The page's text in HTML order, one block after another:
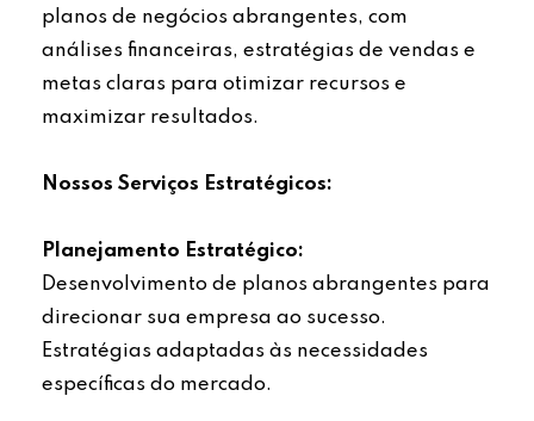
planos de negócios abrangentes, com
análises financeiras, estratégias de vendas e
metas claras para otimizar recursos e
maximizar resultados.
Nossos Serviços Estratégicos:
Planejamento Estratégico:
Desenvolvimento de planos abrangentes para
direcionar sua empresa ao sucesso.
Estratégias adaptadas às necessidades
específicas do mercado.